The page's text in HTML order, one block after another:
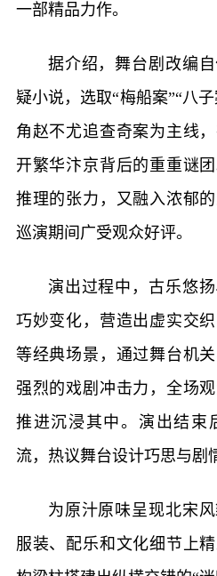
一部精品力作。
据介绍，舞台剧改编
疑小说，选取“梅船案”“八
角赵不尤追查奇案为主线
开繁华汴京背后的重重谜
推理的张力，又融入浓郁
巡演期间广受观众好评。
演出过程中，古乐悠
巧妙变化，营造出虚实交
等经典场景，通过舞台机
强烈的戏剧冲击力，全场
推进沉浸其中。演出结束
流，热议舞台设计巧思与剧
为原汁原味呈现北宋
服装、配乐和文化细节上